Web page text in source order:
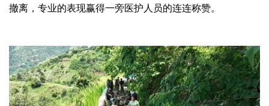
撤离，专业的表现赢得一旁医护人员的连连称赞。